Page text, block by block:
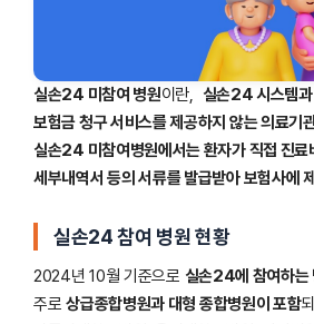
실손24 미참여 병원이란, 실손24 시스템
보험금 청구 서비스를 제공하지 않는 의료기
실손24 미참여병원에서는 환자가 직접 진료
세부내역서 등의 서류를 발급받아 보험사에
실손24 참여 병원 현황
2024년 10월 기준으로 실손24에 참여하는
주로상급종합병원과 대형 종합병원이 포함